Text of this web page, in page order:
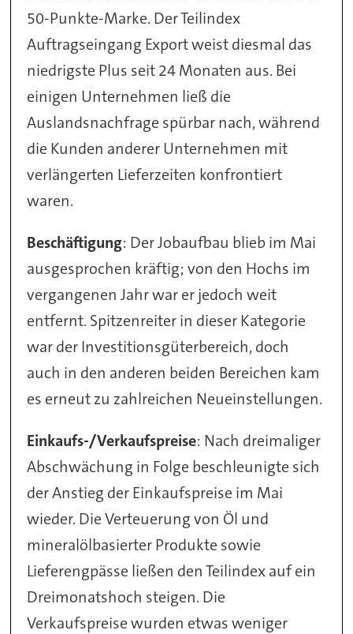
50-Punkte-Marke. Der Teilindex
Auftragseingang Export weist diesmal das
niedrigste Plus seit 24 Monaten aus. Bei
einigen Unternehmen ließ die
Auslandsnachfrage spürbar nach, während
die Kunden anderer Unternehmen mit
verlängerten Lieferzeiten konfrontiert
waren.
Beschäftigung: Der Jobaufbau blieb im Mai
ausgesprochen kräftig; von den Hochs im
vergangenen Jahr war er jedoch weit
entfernt. Spitzenreiter in dieser Kategorie
war der Investitionsgüterbereich, doch
auch in den anderen beiden Bereichen kam
es erneut zu zahlreichen Neueinstellungen.
Einkaufs-/Verkaufspreise: Nach dreimaliger
Abschwächung in Folge beschleunigte sich
der Anstieg der Einkaufspreise im Mai
wieder. Die Verteuerung von Öl und
mineralölbasierter Produkte sowie
Lieferengpässe ließen den Teilindex auf ein
Dreimonatshoch steigen. Die
Verkaufspreise wurden etwas weniger